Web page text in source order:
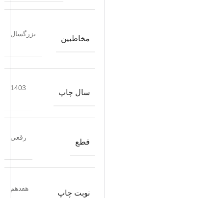
مخاطبین
بزرگسال
سال چاپ
1403
قطع
رقعی
نوبت چاپ
هفدهم